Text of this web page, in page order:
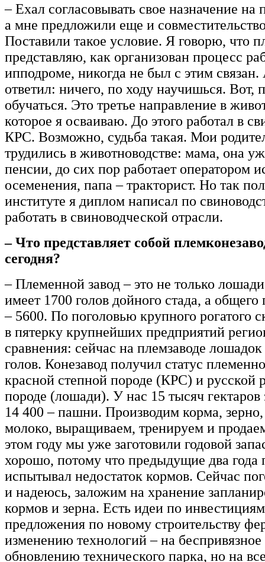
– Ехал согласовывать свое назначение на
а мне предложили еще и
Поставили такое условие. Я говорю, что
представляю, как организован процесс
ипподроме, никогда не был с этим связан.
ответил: ничего, по ходу научишься. Вот,
обучаться. Это третье направление в
которое я осваиваю. До этого работал в
КРС. Возможно, судьба такая. Мои
трудились в животноводстве: мама, она
пенсии, до сих пор работает оператором
осеменения, папа – тракторист. Но так
институте я диплом написал по
работать в свиноводческой отрасли.
– Что представляет собой
сегодня?
– Племенной завод – это не только
имеет 1700 голов дойного стада, а
– 5600. По поголовью крупного рогатого
в пятерку крупнейших предприятий
сравнения: сейчас на племзаводе лошадок
голов. Конезавод получил статус
красной степной породе (КРС) и русской
породе (лошади). У нас 15 тысяч гектаров
14 400 – пашни. Производим корма, зерно,
молоко, выращиваем, тренируем и
этом году мы уже заготовили годовой
хорошо, потому что предыдущие два года
испытывал недостаток кормов. Сейчас
и надеюсь, заложим на хранение
кормов и зерна. Есть идеи по
предложения по новому строительству
изменению технологий – на
обновлению технического парка, но на